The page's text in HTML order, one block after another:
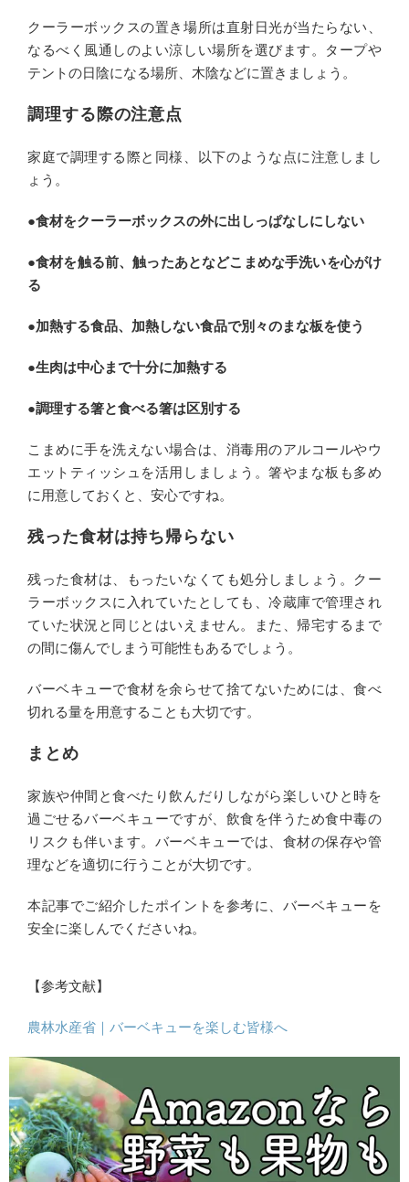
クーラーボックスの置き場所は直射日光が当たらない、
なるべく風通しのよい涼しい場所を選びます。タープや
テントの日陰になる場所、木陰などに置きましょう。
調理する際の注意点
家庭で調理する際と同様、以下のような点に注意しまし
ょう。
●食材をクーラーボックスの外に出しっぱなしにしない
●食材を触る前、触ったあとなどこまめな手洗いを心がけ
る
●加熱する食品、加熱しない食品で別々のまな板を使う
●生肉は中心まで十分に加熱する
●調理する箸と食べる箸は区別する
こまめに手を洗えない場合は、消毒用のアルコールやウ
エットティッシュを活用しましょう。箸やまな板も多め
に用意しておくと、安心ですね。
残った食材は持ち帰らない
残った食材は、もったいなくても処分しましょう。クー
ラーボックスに入れていたとしても、冷蔵庫で管理され
ていた状況と同じとはいえません。また、帰宅するまで
の間に傷んでしまう可能性もあるでしょう。
バーベキューで食材を余らせて捨てないためには、食べ
切れる量を用意することも大切です。
まとめ
家族や仲間と食べたり飲んだりしながら楽しいひと時を
過ごせるバーベキューですが、飲食を伴うため食中毒の
リスクも伴います。バーベキューでは、食材の保存や管
理などを適切に行うことが大切です。
本記事でご紹介したポイントを参考に、バーベキューを
安全に楽しんでくださいね。
【参考文献】
農林水産省｜バーベキューを楽しむ皆様へ